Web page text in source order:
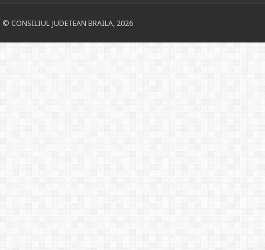
© CONSILIUL JUDETEAN BRAILA, 2026